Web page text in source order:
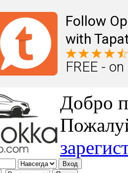
Follow
with
FREE -
Добро